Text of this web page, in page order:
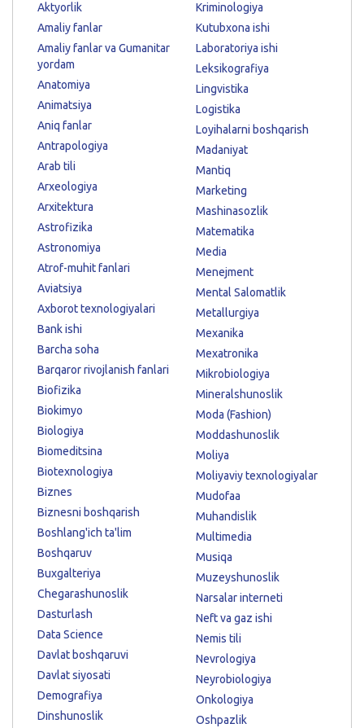
Aktyorlik
Amaliy fanlar
Amaliy fanlar va Gumanitar
yordam
Anatomiya
Animatsiya
Aniq fanlar
Antrapologiya
Arab tili
Arxeologiya
Arxitektura
Astrofizika
Astronomiya
Atrof-muhit fanlari
Aviatsiya
Axborot texnologiyalari
Bank ishi
Barcha soha
Barqaror rivojlanish fanlari
Biofizika
Biokimyo
Biologiya
Biomeditsina
Biotexnologiya
Biznes
Biznesni boshqarish
Boshlang'ich ta'lim
Boshqaruv
Buxgalteriya
Chegarashunoslik
Dasturlash
Data Science
Davlat boshqaruvi
Davlat siyosati
Demografiya
Dinshunoslik
Kriminologiya
Kutubxona ishi
Laboratoriya ishi
Leksikografiya
Lingvistika
Logistika
Loyihalarni boshqarish
Madaniyat
Mantiq
Marketing
Mashinasozlik
Matematika
Media
Menejment
Mental Salomatlik
Metallurgiya
Mexanika
Mexatronika
Mikrobiologiya
Mineralshunoslik
Moda (Fashion)
Moddashunoslik
Moliya
Moliyaviy texnologiyalar
Mudofaa
Muhandislik
Multimedia
Musiqa
Muzeyshunoslik
Narsalar interneti
Neft va gaz ishi
Nemis tili
Nevrologiya
Neyrobiologiya
Onkologiya
Oshpazlik